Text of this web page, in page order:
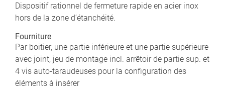
Dispositif rationnel de fermeture rapide en acier inox
hors de la zone d‘étanchéité.
Fourniture
Par boitier, une partie inférieure et une partie supérieure
avec joint, jeu de montage incl. arrêtoir de partie sup. et
4 vis auto-taraudeuses pour la configuration des
éléments à insérer